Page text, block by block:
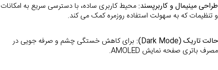
طراحی مینیمال و کاربرپسند:
و تنظیمات که به سهولت استفاده روزمره کمک می کند.
حالت تاریک (Dark Mode):
برای کاهش خستگی چشم و صرفه جویی در
مصرف باتری صفحه نمایش AMOLED.